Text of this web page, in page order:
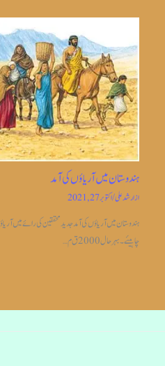
ہندوستان میں آریاؤں کی آمد
ازارشد علی/اکتوبر 27, 2021
ہندوستان میں آریاؤں کی آمد جدیدمحققین کی رائے میں
چاہیئے۔بہر حال 2000 ق م…